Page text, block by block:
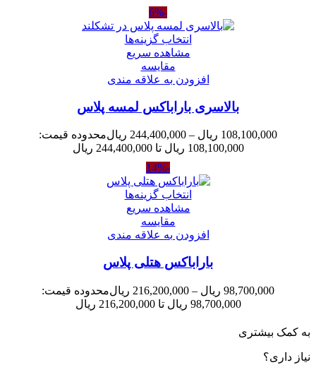
-6%
انتخاب گزینه‌ها
مشاهده سریع
مقایسه
افزودن به علاقه مندی
بالاسری باراباکس لمسه پلاس
108,100,000 ریال –
244,400,000 ریالمحدوده قیمت:
108,100,000 ریال تا 244,400,000 ریال
-14%
انتخاب گزینه‌ها
مشاهده سریع
مقایسه
افزودن به علاقه مندی
باراباکس هتلی پلاس
98,700,000 ریال –
216,200,000 ریالمحدوده قیمت:
98,700,000 ریال تا 216,200,000 ریال
به کمک بیشتری
نیاز داری؟